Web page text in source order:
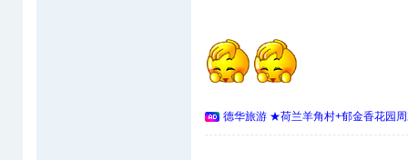
德华旅游 ★荷兰羊角村+郁金香花园